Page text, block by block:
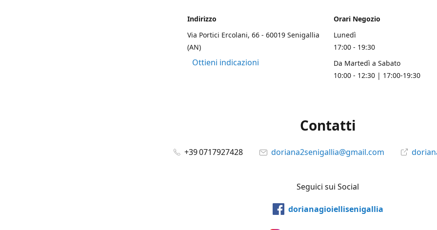
Indirizzo
Via Portici Ercolani, 66 - 60019 Senigallia
(AN)
Ottieni indicazioni
Orari Negozio
Lunedì
17:00 - 19:30
Da Martedì a Sabato
10:00 - 12:30 | 17:00-19:30
Contatti
+39 0717927428 doriana2senigallia@gmail.com
Seguici sui Social
dorianagioiellisenigallia